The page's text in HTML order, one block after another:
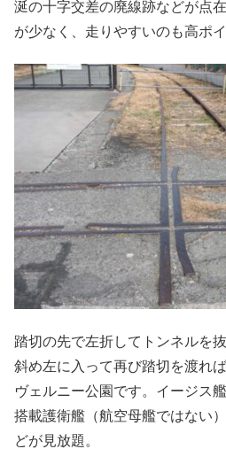
涎の十字交差の廃線跡などが点
が少なく、走りやすいのも高ポイ
踏切の先で左折してトンネルを
斜め左に入って再び踏切を渡れ
ヴェルニー公園です。イージス
搭載護衛艦（航空母艦ではない
どが見放題。